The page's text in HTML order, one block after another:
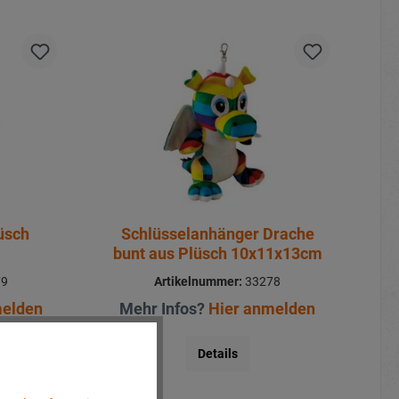
Schlüsselanhänger Drache
bunt aus Plüsch 10x11x13cm
Artikelnummer: 33278
Mehr Infos? Hier anmelden
Details